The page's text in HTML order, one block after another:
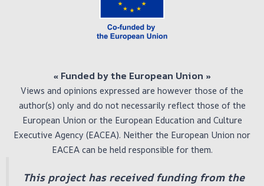
« Funded by the European Union »
Views and opinions expressed are however those of the
author(s) only and do not necessarily reflect those of the
European Union or the European Education and Culture
Executive Agency (EACEA). Neither the European Union nor
EACEA can be held responsible for them.
This project has received funding from the